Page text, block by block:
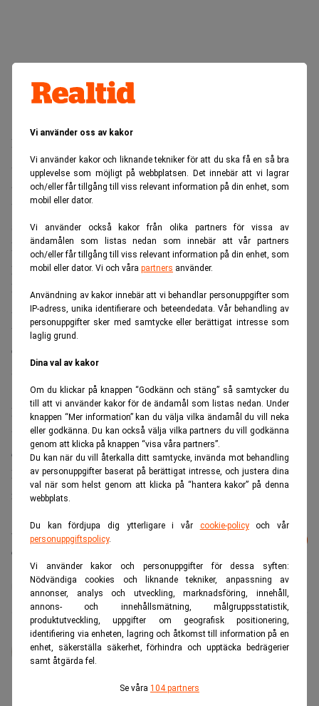
Vi använder oss av kakor
Vi använder kakor och liknande tekniker för att du ska få en så bra
upplevelse som möjligt på webbplatsen. Det innebär att vi lagrar
och/eller får tillgång till viss relevant information på din enhet, som
mobil eller dator.
Vi använder också kakor från olika partners för vissa av
ändamålen som listas nedan som innebär att vår partners
och/eller får tillgång till viss relevant information på din enhet, som
mobil eller dator. Vi och våra partners använder.
Användning av kakor innebär att vi behandlar personuppgifter som
IP-adress, unika identifierare och beteendedata. Vår behandling av
personuppgifter sker med samtycke eller berättigat intresse som
laglig grund.
Dina val av kakor
Om du klickar på knappen “Godkänn och stäng” så samtycker du
till att vi använder kakor för de ändamål som listas nedan. Under
knappen “Mer information” kan du välja vilka ändamål du vill neka
eller godkänna. Du kan också välja vilka partners du vill godkänna
genom att klicka på knappen “visa våra partners”.
Du kan när du vill återkalla ditt samtycke, invända mot behandling
av personuppgifter baserat på berättigat intresse, och justera dina
val när som helst genom att klicka på “hantera kakor” på denna
webbplats.
Du kan fördjupa dig ytterligare i vår cookie-policyoch vår
personuppgiftspolicy.
Vi använder kakor och personuppgifter för dessa syften:
Nödvändiga cookies och liknande tekniker, anpassning av
annonser, analys och utveckling, marknadsföring, innehåll,
annons- och innehållsmätning, målgruppsstatistik,
produktutveckling, uppgifter om geografisk positionering,
identifiering via enheten, lagring och åtkomst till information på en
enhet, säkerställa säkerhet, förhindra och upptäcka bedrägerier
samt åtgärda fel.
Se våra 104 partners
Bristerna påverkar inte intresset
Att bilarna saknar BMW:s digitala tjänster innebär också
att vissa funktioner inte fungerar. För kunder som ändå
vill åt varumärket och bilens utseende verkar det inte ha
stoppat efterfrågan.
Läs också:Bränslekrisen sprider sig utanför Ryssland –
priserna rusar. Realtid
Ingen försäljning utanför Ryssland
All tillgänglig rapportering pekar på att bilarna inte säljs
utanför Ryssland. Marknaden drivs av brist, prestige och
en växande parallell ekonomi som uppstått efter
sanktionerna.
För BMW:s del innebär piratkopieringen en tydlig
varumärkesrisk. Samtidigt syns ingen direkt påverkan på
den europeiska marknaden.
Läs också:BMW varnar: EU-förbudet är ”inte
realistiskt”. Realtid
Läs mer från Realtid - vårt nyhetsbrev
är kostnadsfritt:
BMW Ryssland Sanktioner
Karin Andersen
Ekonomijournalist med inriktning på ekonomi och
breda samhällsfrågor.